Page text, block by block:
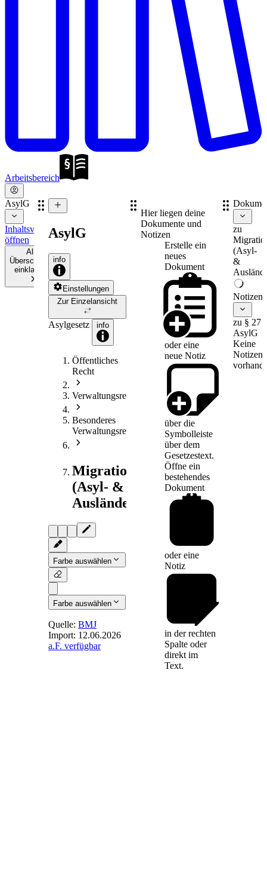
Arbeitsbereich
AsylG
Inhaltsverzeichnis
öffnen
Alle
Überschriften
einklappen
AsylG
info
Einstellungen
Zur Einzelansicht
Asylgesetz info
Öffentliches
Recht
Verwaltungsrecht
Besonderes
Verwaltungsrecht
Migrationsrecht
(Asyl- &
Ausländerrecht)
Farbe auswählen
Farbe auswählen
§ 27- Sichere
Quelle:BMJ
Import: 12.06.2026
a.F. verfügbar
Hier liegen deine
Dokumente und
Notizen
Erstelle ein
neues
Dokument
oder eine
neue Notiz
über die
Symbolleiste
über dem
Gesetzestext.
Öffne ein
bestehendes
Dokument
oder eine
Notiz
in der rechten
Spalte oder
direkt im
Text.
zu
(Asyl-
&
Notizen
zu § 27
AsylG
Keine
Notizen